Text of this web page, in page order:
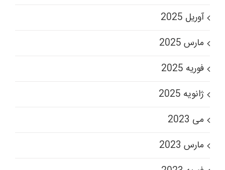
آوریل 2025
مارس 2025
فوریه 2025
ژانویه 2025
می 2023
مارس 2023